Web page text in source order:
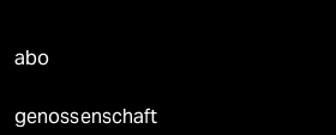
abo
genossenschaft